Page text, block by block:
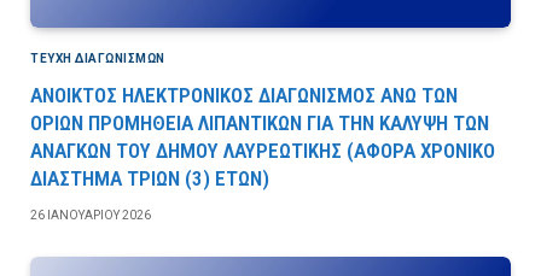
ΤΕΎΧΗ ΔΙΑΓΩΝΙΣΜΏΝ
ΑΝΟΙΚΤΟΣ ΗΛΕΚΤΡΟΝΙΚΟΣ ΔΙΑΓΩΝΙΣΜΟΣ ΑΝΩ ΤΩΝ
ΟΡΙΩΝ ΠΡΟΜΗΘΕΙΑ ΛΙΠΑΝΤΙΚΩΝ ΓΙΑ ΤΗΝ ΚΑΛΥΨΗ ΤΩΝ
ΑΝΑΓΚΩΝ ΤΟΥ ΔΗΜΟΥ ΛΑΥΡΕΩΤΙΚΗΣ (ΑΦΟΡΑ ΧΡΟΝΙΚΟ
ΔΙΑΣΤΗΜΑ ΤΡΙΩΝ (3) ΕΤΩΝ)
26 ΙΑΝΟΥΑΡΊΟΥ 2026